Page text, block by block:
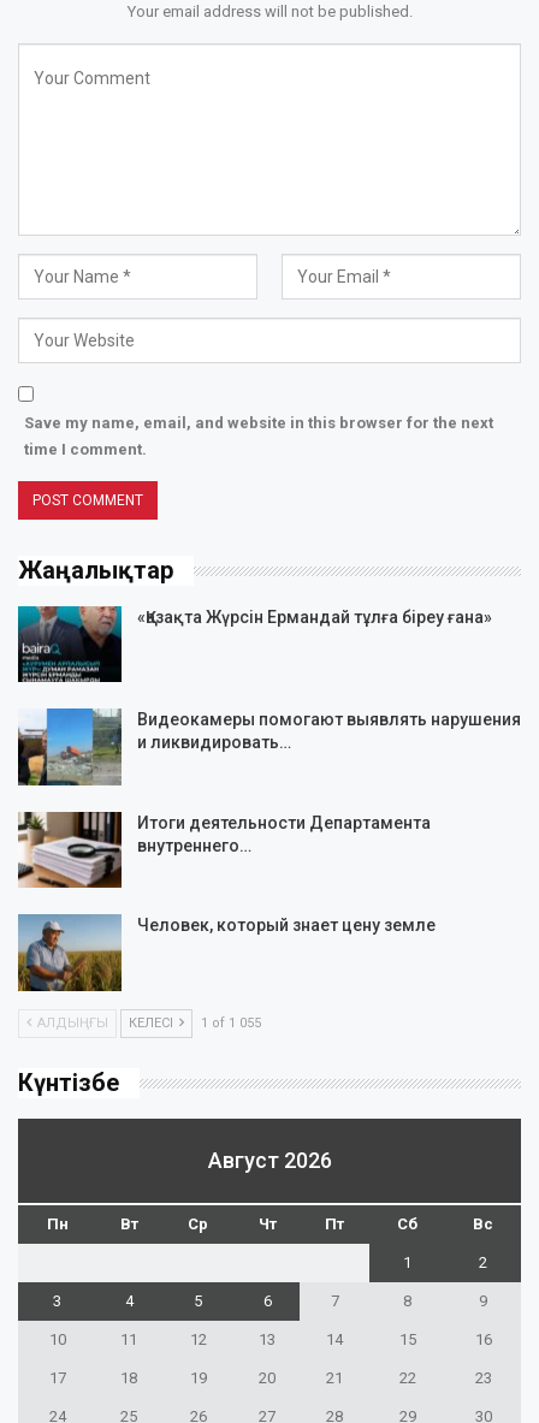
Your email address will not be published.
Save my name, email, and website in this browser for the next
time I comment.
Жаңалықтар
«Қазақта Жүрсін Ермандай тұлға біреу ғана»
Видеокамеры помогают выявлять нарушения
и ликвидировать…
Итоги деятельности Департамента
внутреннего…
Человек, который знает цену земле
АЛДЫҢҒЫ КЕЛЕСІ 1 of 1 055
Күнтізбе
Август 2026
Пн Вт Ср Чт Пт Сб Вс
1 2
3 4 5 6 7 8 9
10 11 12 13 14 15 16
17 18 19 20 21 22 23
24 25 26 27 28 29 30